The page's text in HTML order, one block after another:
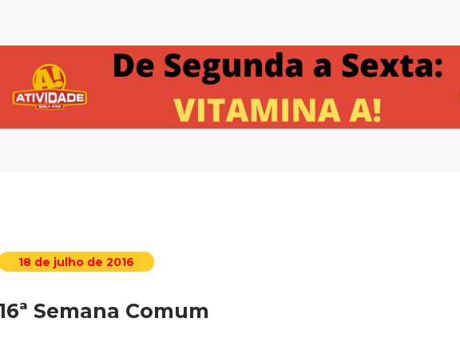
18 de julho de 2016
Semana Comum